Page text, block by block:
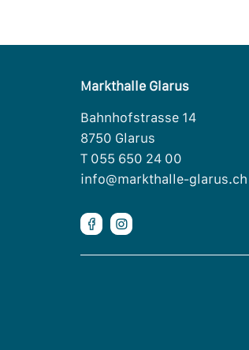
Markthalle Glarus
Bahnhofstrasse 14
8750 Glarus
T 055 650 24 00
info@markthalle-glarus.ch
 